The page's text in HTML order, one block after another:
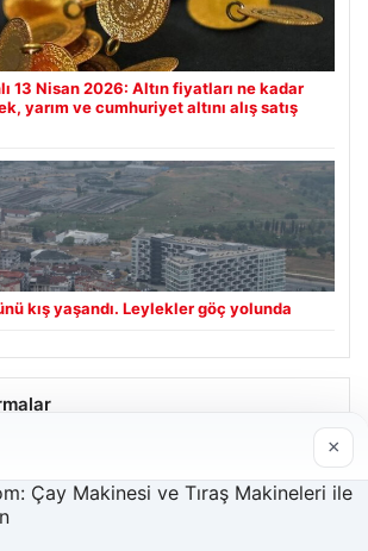
13 Nisan 2026: Altın fiyatları ne kadar
yarım ve cumhuriyet altını alış satış
kış yaşandı. Leylekler göç yolunda
×